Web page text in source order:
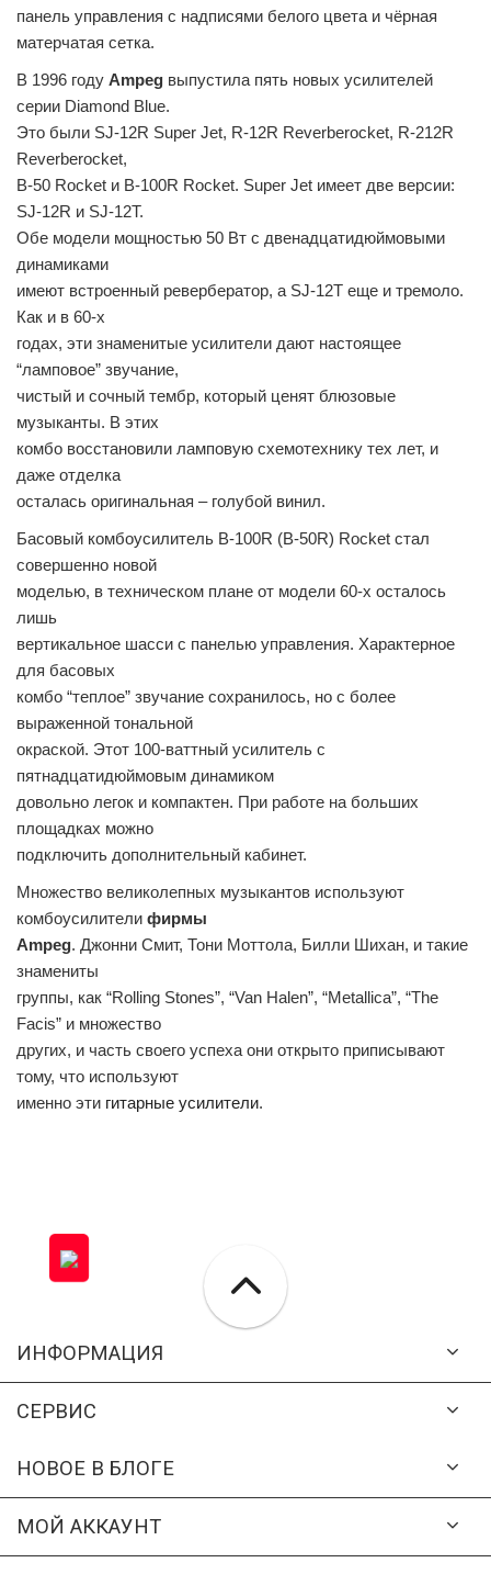
панель управления с надписями белого цвета и чёрная
матерчатая сетка.
В 1996 году Ampeg выпустила пять новых усилителей
серии Diamond Blue.
Это были SJ-12R Super Jet, R-12R Reverberocket, R-212R
Reverberocket,
B-50 Rocket и B-100R Rocket. Super Jet имеет две версии:
SJ-12R и SJ-12Т.
Обе модели мощностью 50 Вт с двенадцатидюймовыми
динамиками
имеют встроенный ревербератор, а SJ-12Т еще и тремоло.
Как и в 60-х
годах, эти знаменитые усилители дают настоящее
“ламповое” звучание,
чистый и сочный тембр, который ценят блюзовые
музыканты. В этих
комбо восстановили ламповую схемотехнику тех лет, и
даже отделка
осталась оригинальная – голубой винил.
Басовый комбоусилитель B-100R (B-50R) Rocket стал
совершенно новой
моделью, в техническом плане от модели 60-х осталось
лишь
вертикальное шасси с панелью управления. Характерное
для басовых
комбо “теплое” звучание сохранилось, но с более
выраженной тональной
окраской. Этот 100-ваттный усилитель с
пятнадцатидюймовым динамиком
довольно легок и компактен. При работе на больших
площадках можно
подключить дополнительный кабинет.
Множество великолепных музыкантов используют
комбоусилители фирмы
Ampeg. Джонни Смит, Тони Моттола, Билли Шихан, и такие
знамениты
группы, как “Rolling Stones”, “Van Halen”, “Metallica”, “The
Facis” и множество
других, и часть своего успеха они открыто приписывают
тому, что используют
именно эти гитарные усилители.
ИНФОРМАЦИЯ
СЕРВИС
НОВОЕ В БЛОГЕ
МОЙ АККАУНТ